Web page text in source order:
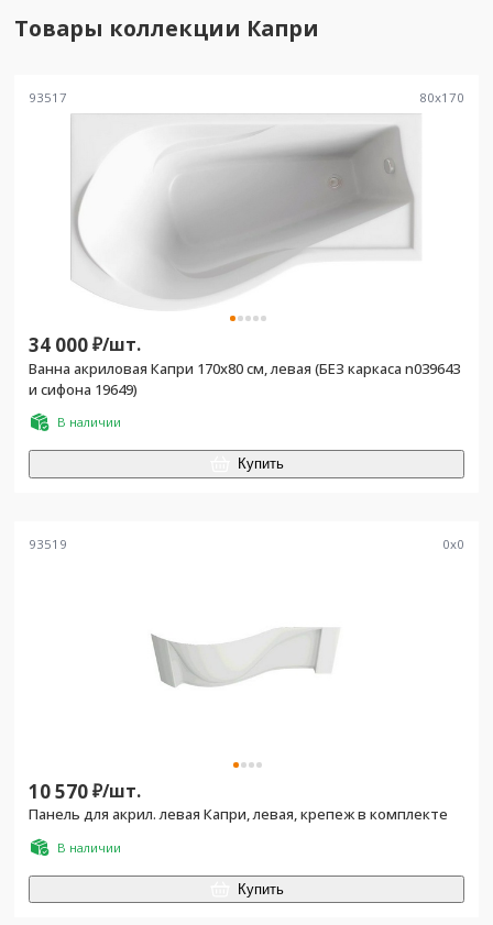
Товары коллекции Капри
93517 80x170
34 000₽/шт.
Ванна акриловая Капри 170х80 см, левая (БЕЗ каркаса n039643
и сифона 19649)
В наличии
Купить
93519 0x0
10 570₽/шт.
Панель для акрил. левая Капри, левая, крепеж в комплекте
В наличии
Купить